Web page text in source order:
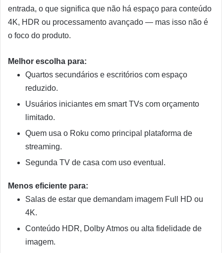
entrada, o que significa que não há espaço para conteúdo
4K, HDR ou processamento avançado — mas isso não é
o foco do produto.
Melhor escolha para:
Quartos secundários e escritórios com espaço
reduzido.
Usuários iniciantes em smart TVs com orçamento
limitado.
Quem usa o Roku como principal plataforma de
streaming.
Segunda TV de casa com uso eventual.
Menos eficiente para:
Salas de estar que demandam imagem Full HD ou
4K.
Conteúdo HDR, Dolby Atmos ou alta fidelidade de
imagem.